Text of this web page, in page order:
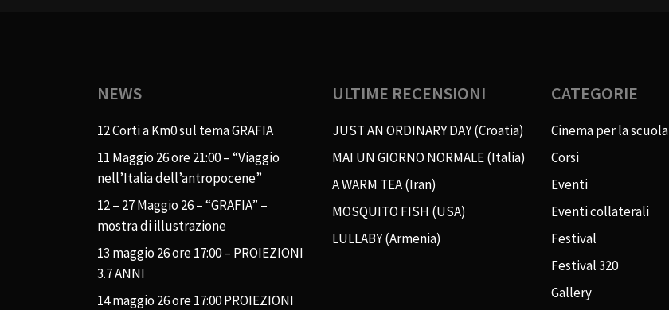
NEWS
12 Corti a Km0 sul tema GRAFIA
11 Maggio 26 ore 21:00 – “Viaggio
nell’Italia dell’antropocene”
12 – 27 Maggio 26 – “GRAFIA” –
mostra di illustrazione
13 maggio 26 ore 17:00 – PROIEZIONI
3.7 ANNI
14 maggio 26 ore 17:00 PROIEZIONI
ULTIME RECENSIONI
JUST AN ORDINARY DAY (Croatia)
MAI UN GIORNO NORMALE (Italia)
A WARM TEA (Iran)
MOSQUITO FISH (USA)
LULLABY (Armenia)
CATEGORIE
Cinema per la scuola
Corsi
Eventi
Eventi collaterali
Festival
Festival 320
Gallery